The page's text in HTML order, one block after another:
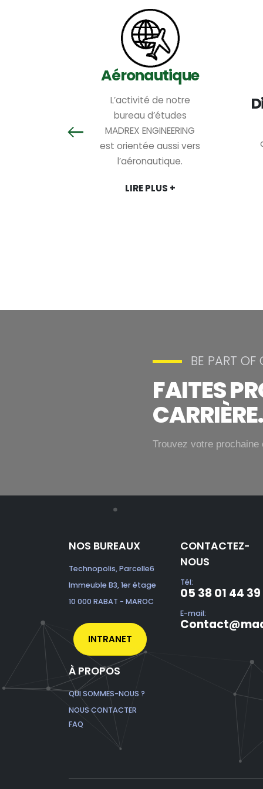
Aéronautique
L’activité de notre
bureau d’études
MADREX ENGINEERING
est orientée aussi vers
l’aéronautique.
LIRE PLUS +
BE PART OF
FAITES
CARRIÈRE.
Trouvez votre
NOS BUREAUX
Technopolis, Parcelle6
Immeuble B3, 1er étage
10 000 RABAT - MAROC
INTRANET
CONTACTEZ-
NOUS
Tél:
05 38 01 44 39
E-mail:
À PROPOS
QUI SOMMES-NOUS ?
NOUS CONTACTER
FAQ